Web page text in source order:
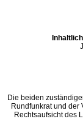
Die beiden
Rundfunkrat und der
Rechtsaufsicht des